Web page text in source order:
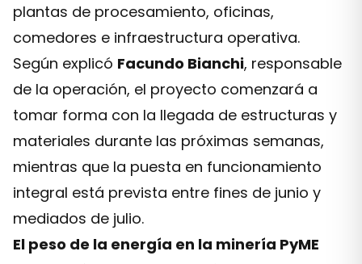
plantas de procesamiento, oficinas,
comedores e infraestructura operativa.
Según explicó Facundo Bianchi, responsable
de la operación, el proyecto comenzará a
tomar forma con la llegada de estructuras y
materiales durante las próximas semanas,
mientras que la puesta en funcionamiento
integral está prevista entre fines de junio y
mediados de julio.
El peso de la energía en la minería PyME